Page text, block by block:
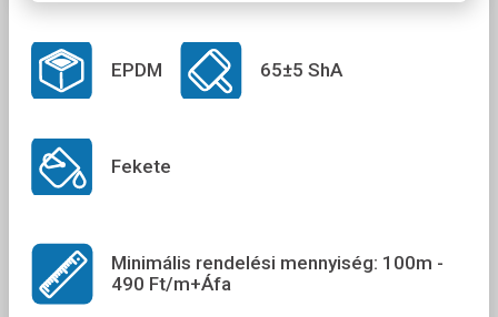
EPDM 65±5 ShA
Fekete
Minimális rendelési mennyiség: 100m -
490 Ft/m+Áfa